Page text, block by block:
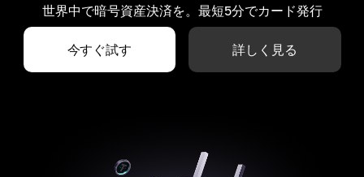
世界中で暗号資産決済を。最短5分でカード発行
今すぐ試す 詳しく見る